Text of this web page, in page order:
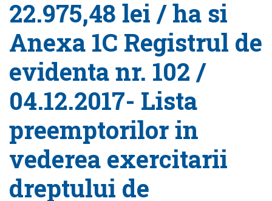
22.975,48 lei / ha si
Anexa 1C Registrul de
evidenta nr. 102 /
04.12.2017- Lista
preemptorilor in
vederea exercitarii
dreptului de